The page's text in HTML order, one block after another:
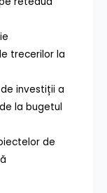
trecerilor la
investiții a
la bugetul
de